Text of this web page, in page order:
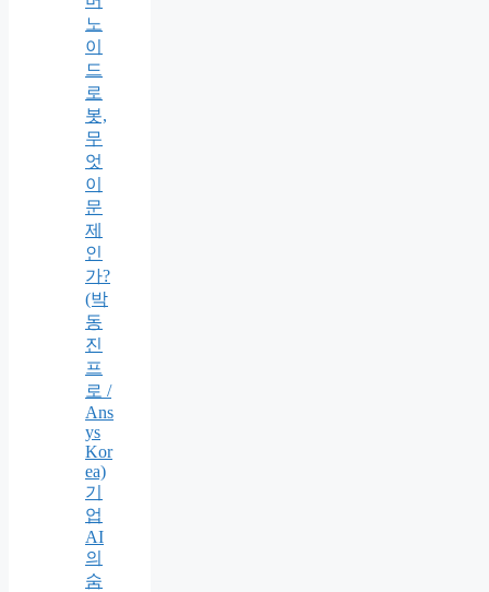
노
이
드
로
봇,
무
엇
이
문
제
인
가?
(박
동
진
프
로 /
Ans
ys
Kor
ea)
기
업
AI
의
숨